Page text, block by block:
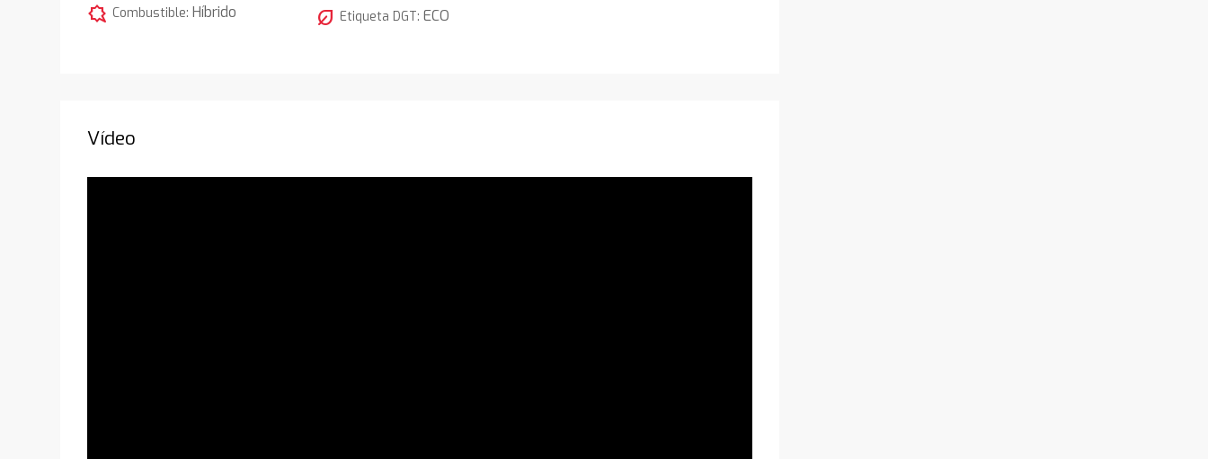
comic_bubble Combustible:Híbrido nest_eco_leaf Etiqueta DGT:ECO
Vídeo